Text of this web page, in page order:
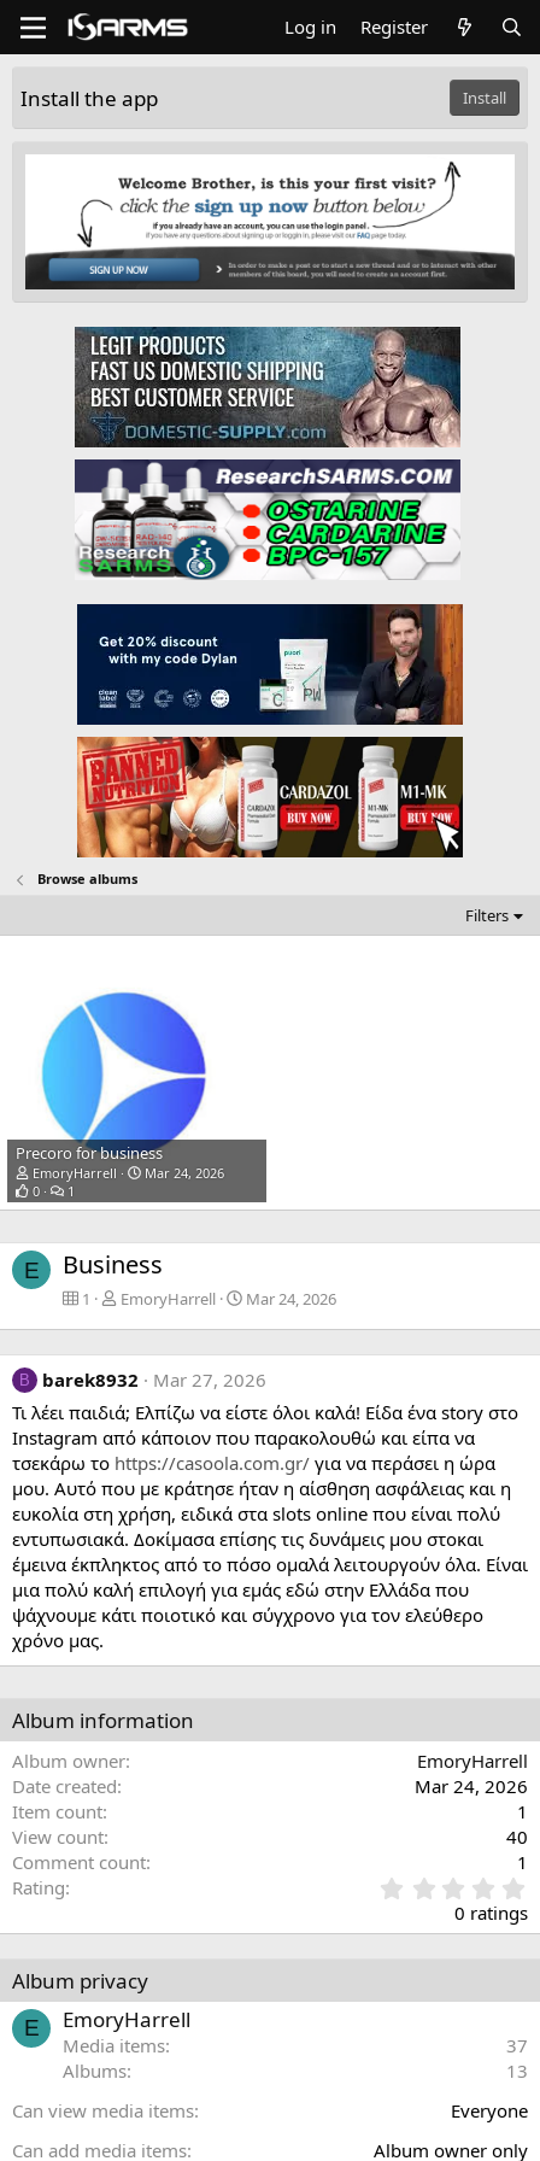
Log in Register
Install the app Install
Browse albums
Filters
Precoro for business
EmoryHarrell
Mar 24, 2026
0
1
E Business
1 EmoryHarrell Mar 24, 2026
B barek8932
Mar 27, 2026
Τι λέει παιδιά; Ελπίζω να είστε όλοι καλά! Είδα ένα story στο
Instagram από κάποιον που παρακολουθώ και είπα να
τσεκάρω το https://casoola.com.gr/ για να περάσει η ώρα
μου. Αυτό που με κράτησε ήταν η αίσθηση ασφάλειας και η
ευκολία στη χρήση, ειδικά στα slots online που είναι πολύ
εντυπωσιακά. Δοκίμασα επίσης τις δυνάμεις μου στοκαι
έμεινα έκπληκτος από το πόσο ομαλά λειτουργούν όλα. Είναι
μια πολύ καλή επιλογή για εμάς εδώ στην Ελλάδα που
ψάχνουμε κάτι ποιοτικό και σύγχρονο για τον ελεύθερο
χρόνο μας.
Album information
Album owner
EmoryHarrell
Date created
Mar 24, 2026
Item count
1
View count
40
Comment count
1
Rating
.
0
t
)
0 ratings
Album privacy
E EmoryHarrell
Media items
37
Albums
13
Can view media items
Everyone
Can add media items
Album owner only